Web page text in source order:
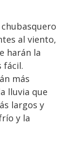
al viento,
harán la
fácil.
más
lluvia que
largos y
y la